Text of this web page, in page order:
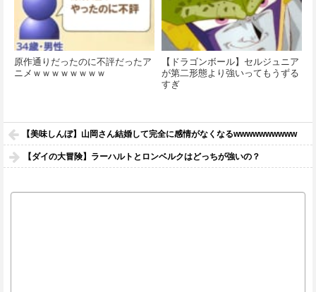
原作通りだったのに不評だったア
ニメｗｗｗｗｗｗｗｗ
【ドラゴンボール】セルジュニア
が第二形態より強いってもうずる
すぎ
【美味しんぼ】山岡さん結婚して完全に感情がなくなるwwwwwwwwww
【ダイの大冒険】ラーハルトとロンベルクはどっちが強いの？